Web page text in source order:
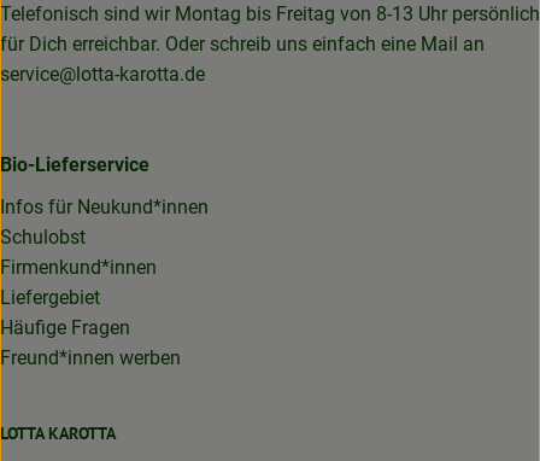
Telefonisch sind wir Montag bis Freitag von 8-13 Uhr persönlich
für Dich erreichbar. Oder schreib uns einfach eine Mail an
service@lotta-karotta.de
Bio-Lieferservice
Infos für Neukund*innen
Schulobst
Firmenkund*innen
Liefergebiet
Häufige Fragen
Freund*innen werben
LOTTA KAROTTA